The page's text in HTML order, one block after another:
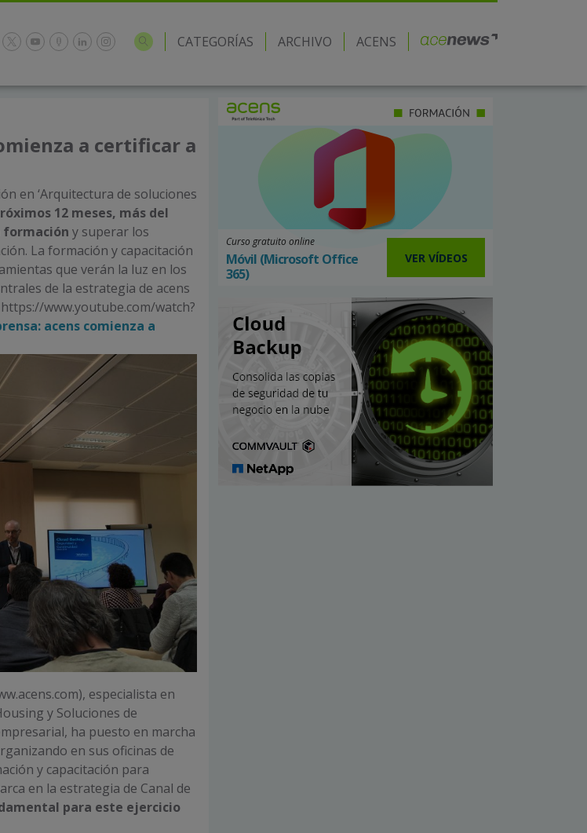
CATEGORÍAS ARCHIVO ACENS
a certificar a
en ‘Arquitectura de soluciones
12 meses, más del
formación y superar los
La formación y capacitación
que verán la luz en los
de la estrategia de acens
www.youtube.com/watch?
acens comienza a
especialista en
y Soluciones de
ha puesto en marcha
en sus oficinas de
y capacitación para
en la estrategia de Canal de
para este ejercicio
Curso gratuito online
Móvil (Microsoft Office
365)
VER VÍDEOS